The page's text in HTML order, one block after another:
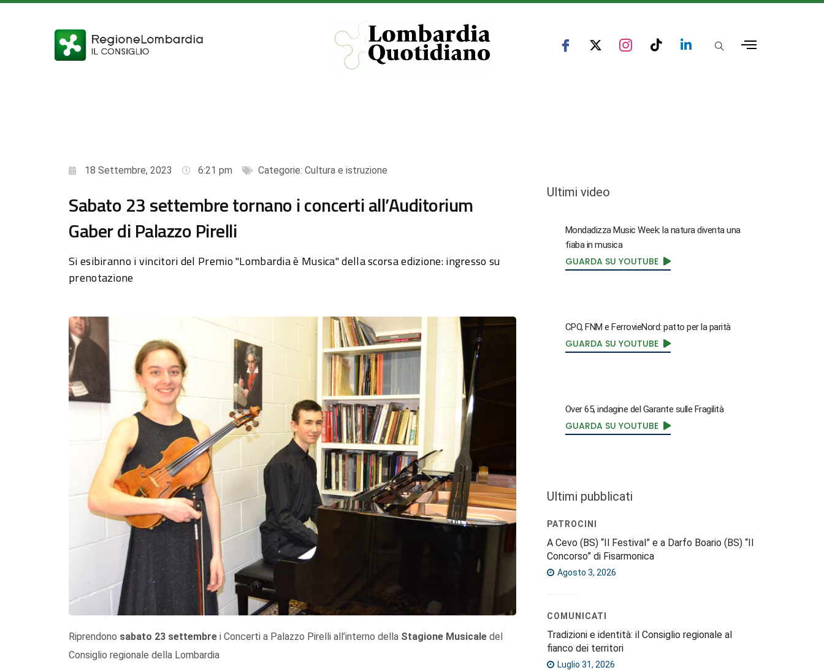
18 Settembre, 2023 6:21 pm Categorie: Cultura e istruzione
Sabato 23 settembre tornano i concerti all’Auditorium
Gaber di Palazzo Pirelli
Si esibiranno i vincitori del Premio "Lombardia è Musica" della scorsa edizione: ingresso su
prenotazione
Riprendono sabato 23 settembre i Concerti a Palazzo Pirelli all’interno della Stagione Musicale del
Consiglio regionale della Lombardia
Ultimi video
Mondadizza Music Week: la natura diventa una
fiaba in musica
GUARDA SU YOUTUBE
CPO, FNM e FerrovieNord: patto per la parità
GUARDA SU YOUTUBE
Over 65, indagine del Garante sulle Fragilità
GUARDA SU YOUTUBE
Ultimi pubblicati
PATROCINI
A Cevo (BS) “Il Festival” e a Darfo Boario (BS) “Il
Concorso” di Fisarmonica
Agosto 3, 2026
COMUNICATI
Tradizioni e identità: il Consiglio regionale al
fianco dei territori
Luglio 31, 2026